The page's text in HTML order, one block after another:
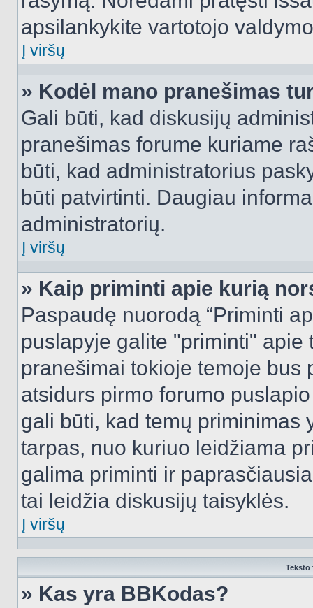
apsilankykite vartotojo
Į viršų
» Kodėl mano pranešimas
Gali būti, kad diskusijų
pranešimas forume kuriame
būti, kad administratorius
būti patvirtinti. Daugiau
administratorių.
Į viršų
» Kaip priminti apie kurią
Paspaudę nuorodą “Priminti
puslapyje galite "priminti"
pranešimai tokioje temoje bus
atsidurs pirmo forumo
gali būti, kad temų priminimas
tarpas, nuo kuriuo leidžiama
galima priminti ir
tai leidžia diskusijų taisyklės.
Į viršų
Teksto
» Kas yra BBKodas?